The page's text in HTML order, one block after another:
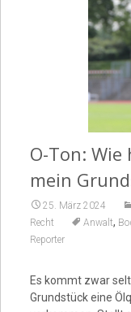
O-Ton:
mein
25. März 2024
Recht Anwalt,
Reporter
Es kommt zwar
Grundstück eine